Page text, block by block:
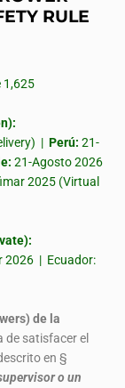
RULE
1,625
| Perú: 21-
21-Agosto 2026
2025 (Virtual
2026 | Ecuador:
de la
de satisfacer el
en §
o un